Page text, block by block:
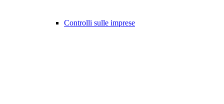
Controlli sulle imprese